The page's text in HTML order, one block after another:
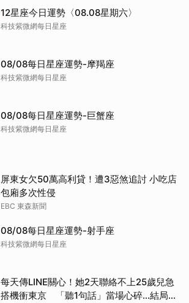
12星座今日運勢〈08.08星期六〉
科技紫微網每日星座
08/08每日星座運勢-摩羯座
科技紫微網每日星座
08/08每日星座運勢-巨蟹座
科技紫微網每日星座
屏東女欠50萬高利貸！遭3惡煞追討 小吃店
包廂多次性侵
EBC 東森新聞
08/08每日星座運勢-射手座
科技紫微網每日星座
每天傳LINE關心！她2天聯絡不上25歲兒急
搭機衝東京 「聽1句話」當場心碎...結局看